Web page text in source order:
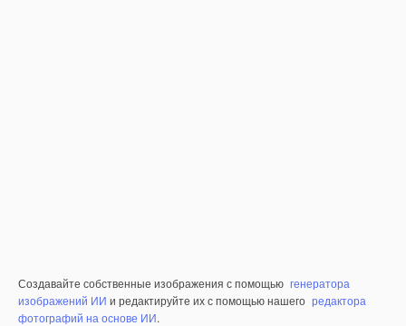
Создавайте собственные изображения с помощью генератора
изображений ИИ и редактируйте их с помощью нашего редактора
фотографий на основе ИИ.